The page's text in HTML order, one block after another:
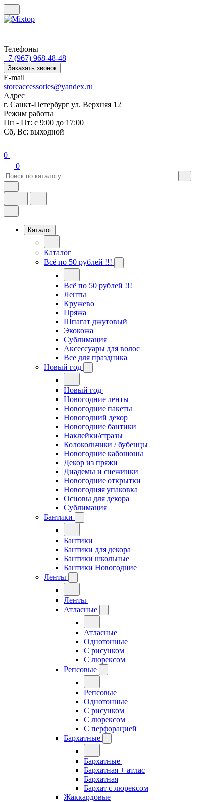
Телефоны
+7 (967) 968-48-48
Заказать звонок
E-mail
storeaccessories@yandex.ru
Адрес
г. Санкт-Петербург ул. Верхняя 12
Режим работы
Пн - Пт: с 9:00 до 17:00
Сб, Вс: выходной
0
0
Каталог
Каталог
Всё по 50 рублей !!!
Всё по 50 рублей !!!
Ленты
Кружево
Пряжа
Шпагат джутовый
Экокожа
Сублимация
Аксессуары для волос
Все для праздника
Новый год
Новый год
Новогодние ленты
Новогодние пакеты
Новогодний декор
Новогодние бантики
Наклейки/стразы
Колокольчики / бубенцы
Новогодние кабошоны
Декор из пряжи
Диадемы и снежинки
Новогодние открытки
Новогодняя упаковка
Основы для декора
Сублимация
Бантики
Бантики
Бантики для декора
Бантики школьные
Бантики Новогодние
Ленты
Ленты
Атласные
Атласные
Однотонные
С рисунком
С люрексом
Репсовые
Репсовые
Однотонные
С рисунком
С люрексом
С перфорацией
Бархатные
Бархатные
Бархатная + атлас
Бархатная
Бархат с люрексом
Жаккардовые